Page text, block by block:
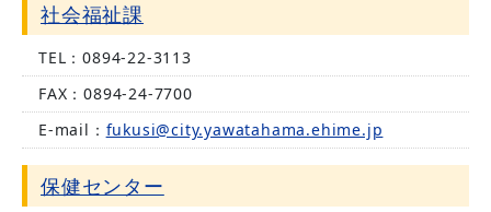
社会福祉課
TEL：0894-22-3113
FAX：0894-24-7700
E-mail： fukusi@city.yawatahama.ehime.jp
保健センター